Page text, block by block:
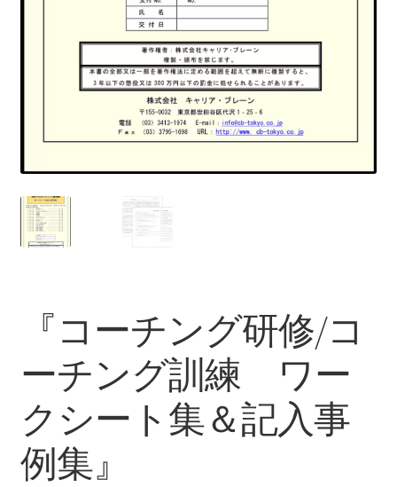
『コーチング研修/コ
ーチング訓練 ワー
クシート集＆記入事
例集』